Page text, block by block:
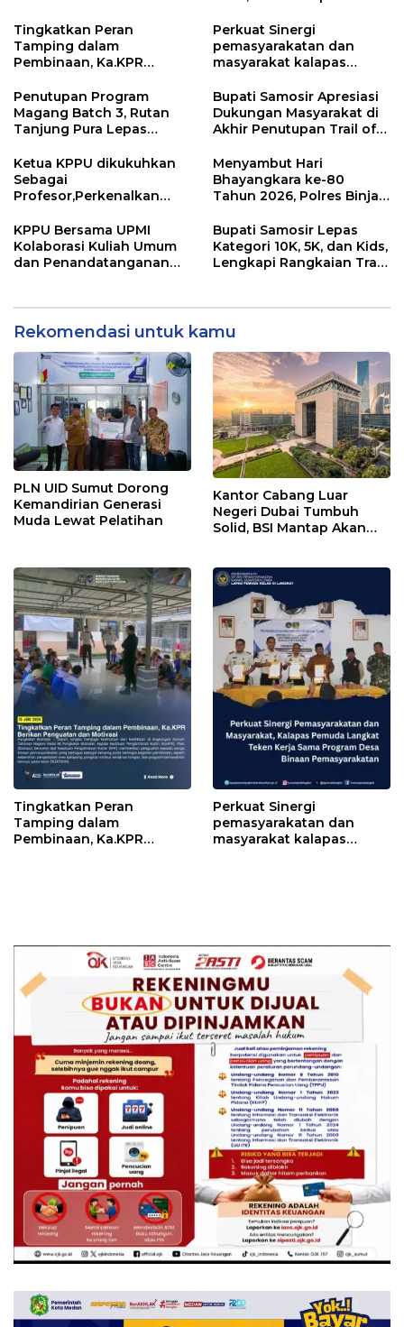
Saudi
Tingkatkan Peran
Tamping dalam
Pembinaan, Ka.KPR
Motivasi
Perkuat Sinergi
pemasyarakatan dan
masyarakat kalapas
kerja sama program Desa
Binaan pemasyarakatan
Penutupan Program
Magang Batch 3, Rutan
Tanjung Pura Lepas
Penuh Haru dan
Kebanggaan
Bupati Samosir Apresiasi
Dukungan Masyarakat di
Akhir Penutupan Trail of
Ketua KPPU dikukuhkan
Sebagai
Profesor,Perkenalkan
Pembangunan Nasional
Menyambut Hari
Bhayangkara ke-80
Tahun 2026, Polres Binjai
Kesehatan
KPPU Bersama UPMI
Kolaborasi Kuliah Umum
dan Penandatanganan
Bupati Samosir Lepas
Kategori 10K, 5K, dan Kids,
Lengkapi Rangkaian Trail
Rekomendasi untuk kamu
PLN UID Sumut Dorong
Kemandirian Generasi
Muda Lewat Pelatihan
Kantor Cabang Luar
Negeri Dubai Tumbuh
Solid, BSI Mantap Akan
Tingkatkan Peran
Tamping dalam
Pembinaan, Ka.KPR
Perkuat Sinergi
pemasyarakatan dan
masyarakat kalapas